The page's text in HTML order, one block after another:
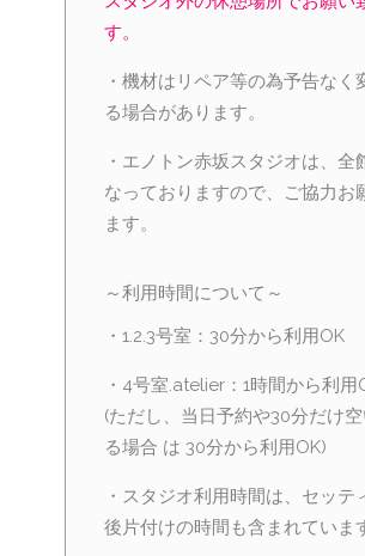
す。
・機材はリペア等の為予告なく
る場合があります。
・エノトン赤坂スタジオは、全
なっておりますので、ご協力お
ます。
～利用時間について～
・1.2.3号室：30分から利用OK
・4号室.atelier：1時間から利用
(ただし、当日予約や30分だけ
る場合 は 30分から利用OK)
・スタジオ利用時間は、セッテ
後片付けの時間も含まれていま